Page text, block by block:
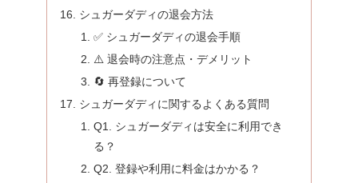
シュガーダディの退会方法
✅ シュガーダディの退会手順
⚠️ 退会時の注意点・デメリット
🔄 再登録について
シュガーダディに関するよくある質問
Q1. シュガーダディは安全に利用でき
る？
Q2. 登録や利用に料金はかかる？